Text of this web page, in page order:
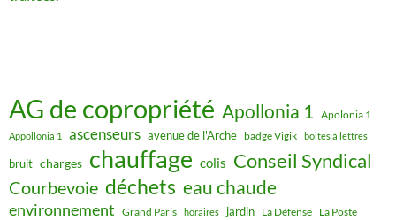
AG de copropriété Apollonia 1 Apolonia 1
Appollonia 1 ascenseurs avenue de l'Arche badge Vigik boites à lettres
bruit charges chauffage colis Conseil Syndical
Courbevoie déchets eau chaude
environnement Grand Paris horaires jardin La Défense La Poste